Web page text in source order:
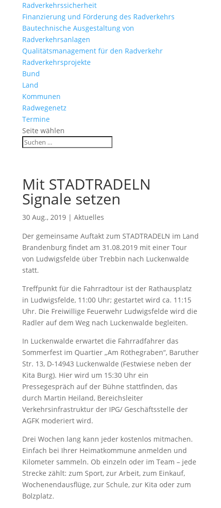
Radverkehrssicherheit
Finanzierung und Förderung des Radverkehrs
Bautechnische Ausgestaltung von
Radverkehrsanlagen
Qualitätsmanagement für den Radverkehr
Radverkehrsprojekte
Bund
Land
Kommunen
Radwegenetz
Termine
Seite wählen
Mit STADTRADELN
Signale setzen
30 Aug., 2019| Aktuelles
Der gemeinsame Auftakt zum STADTRADELN im Land
Brandenburg findet am 31.08.2019 mit einer Tour
von Ludwigsfelde über Trebbin nach Luckenwalde
statt.
Treffpunkt für die Fahrradtour ist der Rathausplatz
in Ludwigsfelde, 11:00 Uhr; gestartet wird ca. 11:15
Uhr. Die Freiwillige Feuerwehr Ludwigsfelde wird die
Radler auf dem Weg nach Luckenwalde begleiten.
In Luckenwalde erwartet die Fahrradfahrer das
Sommerfest im Quartier „Am Röthegraben“, Baruther
Str. 13, D-14943 Luckenwalde (Festwiese neben der
Kita Burg). Hier wird um 15:30 Uhr ein
Pressegespräch auf der Bühne stattfinden, das
durch Martin Heiland, Bereichsleiter
Verkehrsinfrastruktur der IPG/ Geschäftsstelle der
AGFK moderiert wird.
Drei Wochen lang kann jeder kostenlos mitmachen.
Einfach bei Ihrer Heimatkommune anmelden und
Kilometer sammeln. Ob einzeln oder im Team – jede
Strecke zählt: zum Sport, zur Arbeit, zum Einkauf,
Wochenendausflüge, zur Schule, zur Kita oder zum
Bolzplatz.